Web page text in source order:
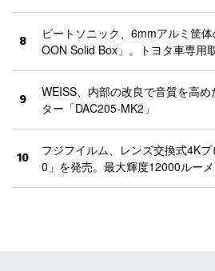
8
ビートソニック、6mmアルミ筐
OON Solid Box」。トヨタ車専用
9
WEISS、内部の改良で音質を高
ター「DAC205-MK2」
10
フジフイルム、レンズ交換式4K
0」を発売。最大輝度12000ルー